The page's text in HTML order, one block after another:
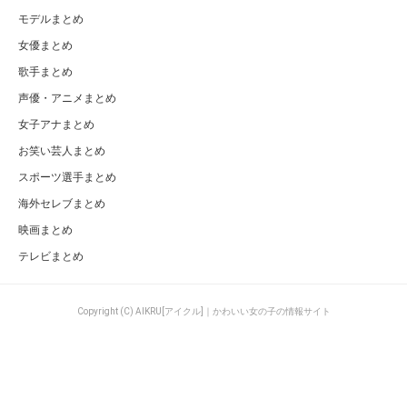
モデルまとめ
女優まとめ
歌手まとめ
声優・アニメまとめ
女子アナまとめ
お笑い芸人まとめ
スポーツ選手まとめ
海外セレブまとめ
映画まとめ
テレビまとめ
Copyright (C) AIKRU[アイクル]｜かわいい女の子の情報サイト